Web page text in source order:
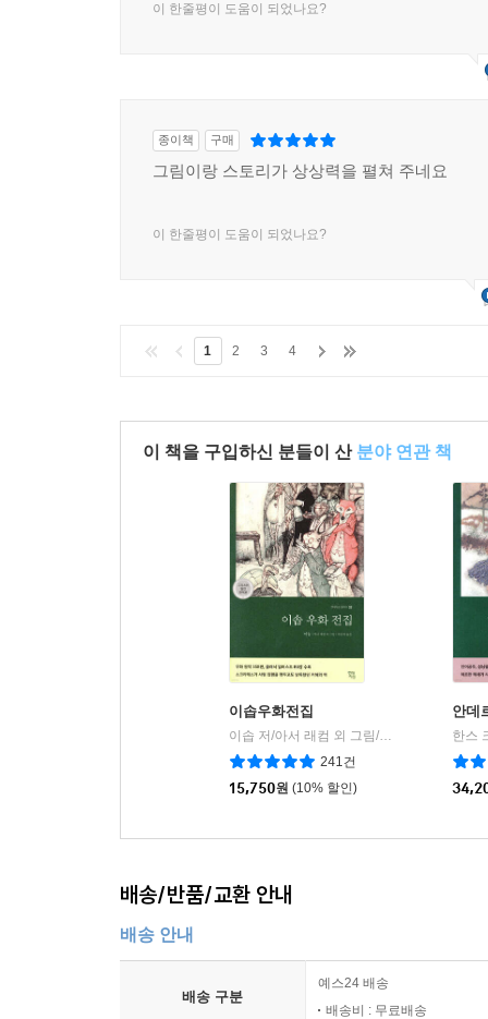
이 한줄평이 도움이 되었나요?
종이책 구매
그림이랑 스토리가 상상력을 펼쳐 주네요
이 한줄평이 도움이 되었나요?
1 2 3 4
이 책을 구입하신 분들이 산 분야 연관 책
이솝우화전집
이솝 저/아서 래컴 외 그림/박문재 역
현대지
241건
15,750원 (10% 할인)
안데
배송/반품/교환 안내
배송 안내
배송 구분
예스24 배송
배송비 : 무료배송